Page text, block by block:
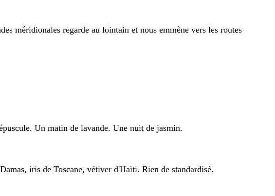
méridionales regarde au lointain et nous emmène vers les routes
Un matin de lavande. Une nuit de jasmin.
iris de Toscane, vétiver d'Haïti. Rien de standardisé.